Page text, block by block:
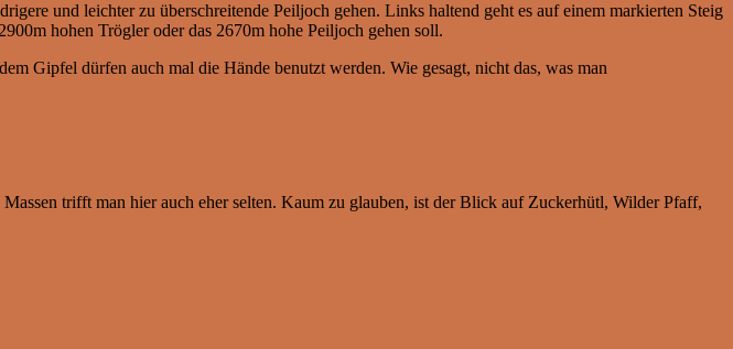
und leichter zu überschreitende Peiljoch gehen. Links haltend geht es auf einem markierten Steig
hohen Trögler oder das 2670m hohe Peiljoch gehen soll.
Gipfel dürfen auch mal die Hände benutzt werden. Wie gesagt, nicht das, was man
trifft man hier auch eher selten. Kaum zu glauben, ist der Blick auf Zuckerhütl, Wilder Pfaff,